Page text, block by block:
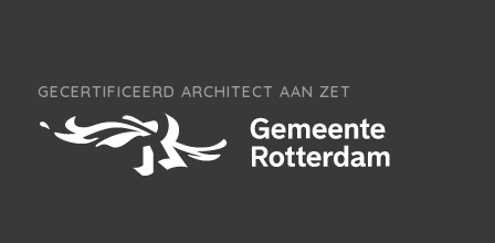
GECERTIFICEERD ARCHITECT AAN ZET